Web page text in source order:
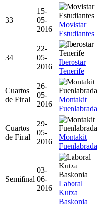
33
15-
05-
2016
Movistar
Estudiantes
34
22-
05-
2016
Iberostar
Tenerife
Cuartos
de Final
26-
05-
2016
Montakit
Fuenlabrada
Cuartos
de Final
29-
05-
2016
Montakit
Fuenlabrada
Semifinal
03-
06-
2016
Laboral
Kutxa
Baskonia